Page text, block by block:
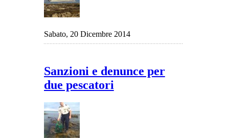
Sabato, 20 Dicembre 2014
Sanzioni e denunce per
due pescatori